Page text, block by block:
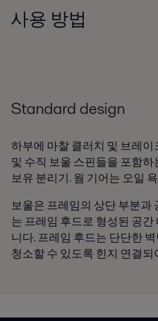
사용 방법
Standard design
하부에 마찰 클러치 및 브레
및 수직 보울 스핀들을 포함
보유 분리기. 웜 기어는 오일
보울은 프레임의 상단 부분과
는 프레임 후드로 형성된 공
니다. 프레임 후드는 단단한
청소할 수 있도록 힌지 연결되